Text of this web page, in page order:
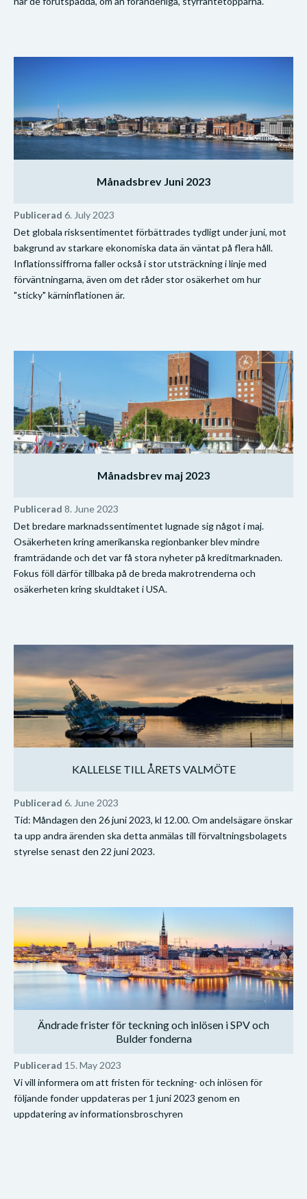
Månadsbrev Juni 2023
Publicerad 6. July 2023
Det globala risksentimentet förbättrades tydligt under juni, mot
bakgrund av starkare ekonomiska data än väntat på flera håll.
Inflationssiffrorna faller också i stor utsträckning i linje med
förväntningarna, även om det råder stor osäkerhet om hur
"sticky" kärninflationen är.
Månadsbrev maj 2023
Publicerad 8. June 2023
Det bredare marknadssentimentet lugnade sig något i maj.
Osäkerheten kring amerikanska regionbanker blev mindre
framträdande och det var få stora nyheter på kreditmarknaden.
Fokus föll därför tillbaka på de breda makrotrenderna och
osäkerheten kring skuldtaket i USA.
KALLELSE TILL ÅRETS VALMÖTE
Publicerad 6. June 2023
Tid: Måndagen den 26 juni 2023, kl 12.00. Om andelsägare önskar
ta upp andra ärenden ska detta anmälas till förvaltningsbolagets
styrelse senast den 22 juni 2023.
Ändrade frister för teckning och inlösen i SPV och
Bulder fonderna
Publicerad 15. May 2023
Vi vill informera om att fristen för teckning- och inlösen för
följande fonder uppdateras per 1 juni 2023 genom en
uppdatering av informationsbroschyren